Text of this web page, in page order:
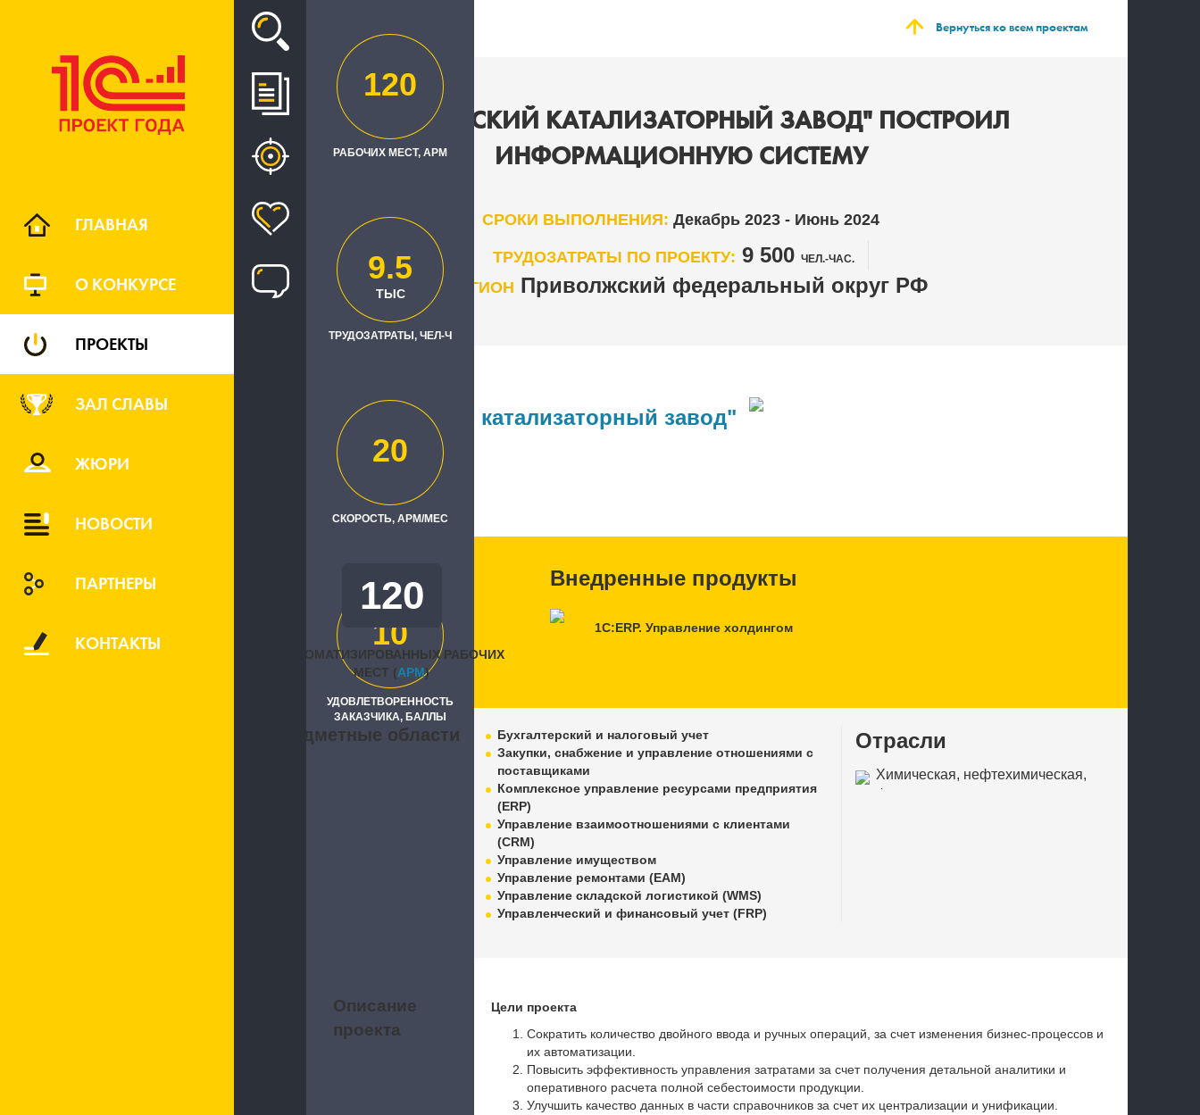
ГЛАВНАЯ
О КОНКУРСЕ
ПРОЕКТЫ
ЗАЛ СЛАВЫ
ЖЮРИ
НОВОСТИ
ПАРТНЕРЫ
КОНТАКТЫ
Проект Вернуться ко всем проектам
"САЛАВАТСКИЙ КАТАЛИЗАТОРНЫЙ ЗАВОД" ПОСТРОИЛ
ИНФОРМАЦИОННУЮ СИСТЕМУ
СРОКИ ВЫПОЛНЕНИЯ: Декабрь 2023 - Июнь 2024
ТРУДОЗАТРАТЫ ПО ПРОЕКТУ: 9 500 ЧЕЛ.-ЧАС.
РЕГИОН Приволжский федеральный округ РФ
120
РАБОЧИХ МЕСТ, АРМ
9.5
ТЫС
ТРУДОЗАТРАТЫ, ЧЕЛ-Ч
20
СКОРОСТЬ, АРМ/МЕС
10
УДОВЛЕТВОРЕННОСТЬ
ЗАКАЗЧИКА, БАЛЛЫ
ООО "Салаватский катализаторный завод"
Исполнитель
"ИнфоСофт"
120
АВТОМАТИЗИРОВАННЫХ РАБОЧИХ
МЕСТ (APM)
Внедренные продукты
1С:ERP. Управление холдингом
Предметные области
Бухгалтерский и налоговый учет
Закупки, снабжение и управление отношениями с
поставщиками
Комплексное управление ресурсами предприятия
(ERP)
Управление взаимоотношениями с клиентами
(CRM)
Управление имуществом
Управление ремонтами (EAM)
Управление складской логистикой (WMS)
Управленческий и финансовый учет (FRP)
Отрасли
Химическая, нефтехимическая,
фармацевтическая
Описание
проекта
Цели проекта
Сократить количество двойного ввода и ручных операций, за счет изменения бизнес-процессов и
их автоматизации.
Повысить эффективность управления затратами за счет получения детальной аналитики и
оперативного расчета полной себестоимости продукции.
Улучшить качество данных в части справочников за счет их централизации и унификации.